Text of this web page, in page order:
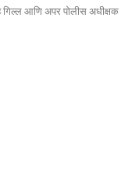
गिल्ल आणि अपर पोलीस अधीक्षक